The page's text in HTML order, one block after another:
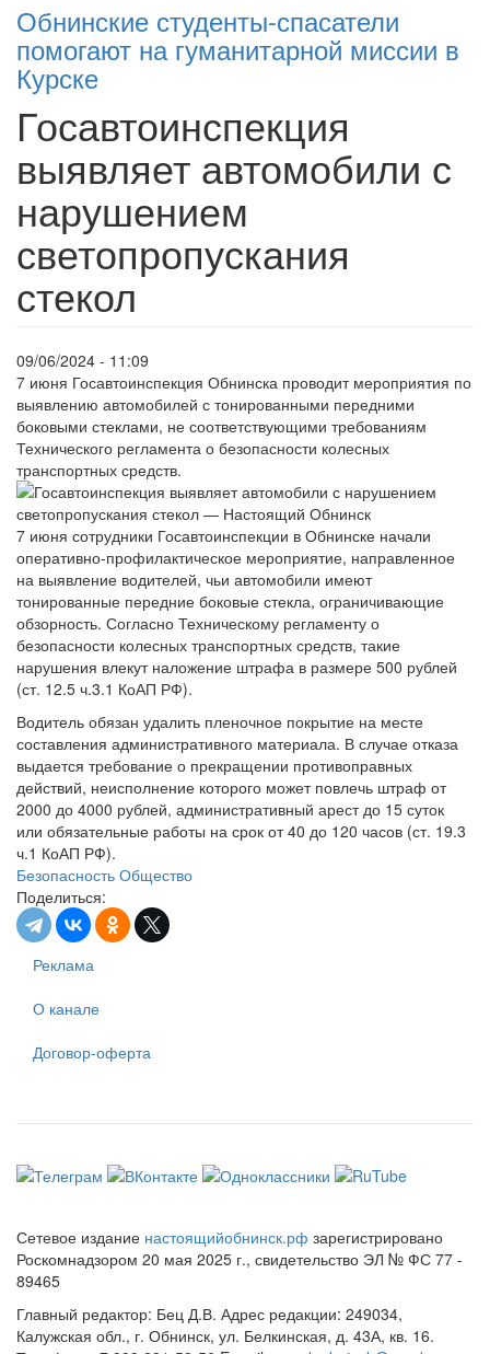
Обнинские студенты-спасатели
помогают на гуманитарной миссии в
Курске
Госавтоинспекция
выявляет автомобили с
нарушением
светопропускания
стекол
09/06/2024 - 11:09
7 июня Госавтоинспекция Обнинска проводит мероприятия по
выявлению автомобилей с тонированными передними
боковыми стеклами, не соответствующими требованиям
Технического регламента о безопасности колесных
транспортных средств.
7 июня сотрудники Госавтоинспекции в Обнинске начали
оперативно-профилактическое мероприятие, направленное
на выявление водителей, чьи автомобили имеют
тонированные передние боковые стекла, ограничивающие
обзорность. Согласно Техническому регламенту о
безопасности колесных транспортных средств, такие
нарушения влекут наложение штрафа в размере 500 рублей
(ст. 12.5 ч.3.1 КоАП РФ).
Водитель обязан удалить пленочное покрытие на месте
составления административного материала. В случае отказа
выдается требование о прекращении противоправных
действий, неисполнение которого может повлечь штраф от
2000 до 4000 рублей, административный арест до 15 суток
или обязательные работы на срок от 40 до 120 часов (ст. 19.3
ч.1 КоАП РФ).
Безопасность Общество
Поделиться:
Реклама
О канале
Договор-оферта
Сетевое издание настоящийобнинск.рф зарегистрировано
Роскомнадзором 20 мая 2025 г., свидетельство ЭЛ № ФС 77 -
89465
Главный редактор: Бец Д.В. Адрес редакции: 249034,
Калужская обл., г. Обнинск, ул. Белкинская, д. 43А, кв. 16.